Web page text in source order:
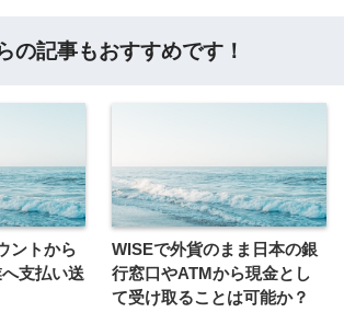
の記事もおすすめです！
ントから
支払い送
WISEで外貨のまま日本の銀
行窓口やATMから現金とし
て受け取ることは可能か？